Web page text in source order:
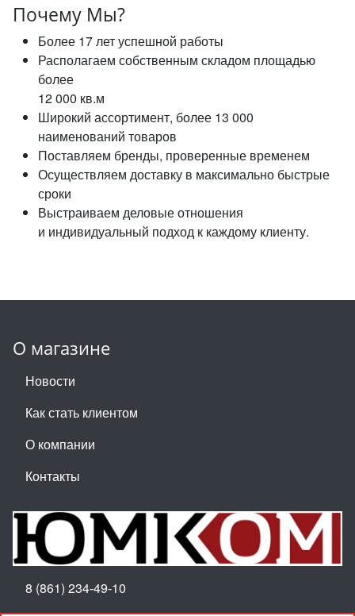
Почему Мы?
Более 17 лет успешной работы
Располагаем собственным складом площадью
более
12 000 кв.м
Широкий ассортимент, более 13 000
наименований товаров
Поставляем бренды, проверенные временем
Осуществляем доставку в максимально быстрые
сроки
Выстраиваем деловые отношения
и индивидуальный подход к каждому клиенту.
О магазине
Новости
Как стать клиентом
О компании
Контакты
8 (861) 234-49-10